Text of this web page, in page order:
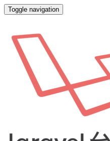
Toggle navigation